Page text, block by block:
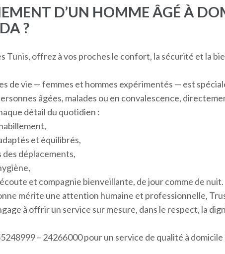
D’UN HOMME ÂGÉ À
?
Tunis, offrez à vos proches le confort, la sécurité et la
de vie — femmes et hommes expérimentés — est
âgées, malades ou en convalescence,
détail du quotidien :
et équilibrés,
déplacements,
et compagnie bienveillante, de jour comme de nuit.
mérite une attention humaine et professionnelle,
à offrir un service sur mesure, dans le respect, la
– 24266000 pour un service de qualité à domicile